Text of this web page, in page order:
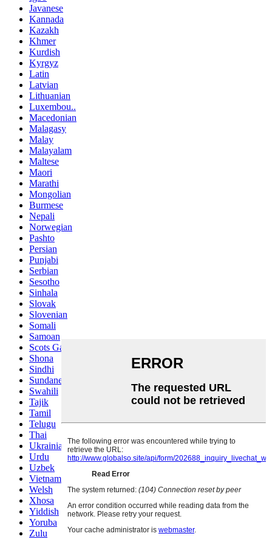
Javanese
Kannada
Kazakh
Khmer
Kurdish
Kyrgyz
Latin
Latvian
Lithuanian
Luxembou..
Macedonian
Malagasy
Malay
Malayalam
Maltese
Maori
Marathi
Mongolian
Burmese
Nepali
Norwegian
Pashto
Persian
Punjabi
Serbian
Sesotho
Sinhala
Slovak
Slovenian
Somali
Samoan
Scots Gaelic
Shona
Sindhi
Sundanese
Swahili
Tajik
Tamil
Telugu
Thai
Ukrainian
Urdu
Uzbek
Vietnamese
Welsh
Xhosa
Yiddish
Yoruba
Zulu